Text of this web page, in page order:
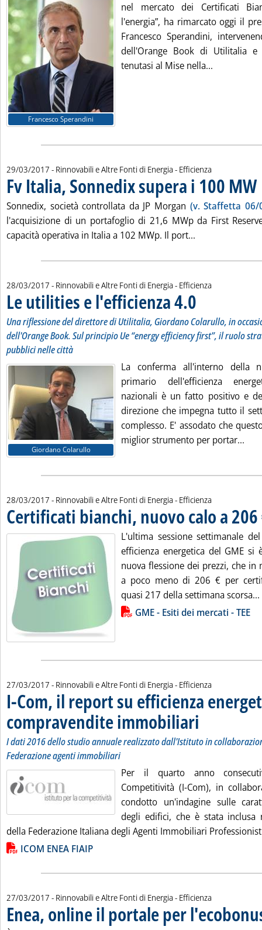
Francesco Sperandini
nel mercato dei Certificati
l'energia”, ha rimarcato oggi il
Francesco Sperandini,
dell'Orange Book di Utilitalia e
tenutasi al Mise nella...
29/03/2017 - Rinnovabili e Altre Fonti di Energia - Efficienza
Fv Italia, Sonnedix supera i 100 MW.
Sonnedix, società controllata da JP Morgan (v. Staffetta 06/
l'acquisizione di un portafoglio di 21,6 MWp da First
capacità operativa in Italia a 102 MWp. Il port...
28/03/2017 - Rinnovabili e Altre Fonti di Energia - Efficienza
Le utilities e l'efficienza 4.0
Una riflessione del direttore di Utilitalia, Giordano Colarullo, in
dell'Orange Book. Sul principio Ue “energy efficiency first”, il ruolo
pubblici nelle città
Giordano Colarullo
La conferma all'interno della
primario dell'efficienza
nazionali è un fatto positivo e
direzione che impegna tutto il
complesso. E' assodato che
miglior strumento per portar...
28/03/2017 - Rinnovabili e Altre Fonti di Energia - Efficienza
Certificati bianchi, nuovo calo a 206
L'ultima sessione settimanale
efficienza energetica del GME si
nuova flessione dei prezzi, che in
a poco meno di 206 € per
quasi 217 della settimana scorsa...
Lista allegati PDF alla notiziaGME - Esiti dei mercati - TEE
27/03/2017 - Rinnovabili e Altre Fonti di Energia - Efficienza
I-Com, il report su efficienza
compravendite immobiliari . Sottotitolo: I dati
. Pubblicata lunedì
I dati 2016 dello studio annuale realizzato dall'Istituto in
Federazione agenti immobiliari
Per il quarto anno
Competitività (I-Com), in
condotto un'indagine sulle
degli edifici, che è stata inclusa
della Federazione Italiana degli Agenti Immobiliari
Lista allegati PDF alla notizia
ICOM ENEA FIAIP
27/03/2017 - Rinnovabili e Altre Fonti di Energia - Efficienza
Enea, online il portale per